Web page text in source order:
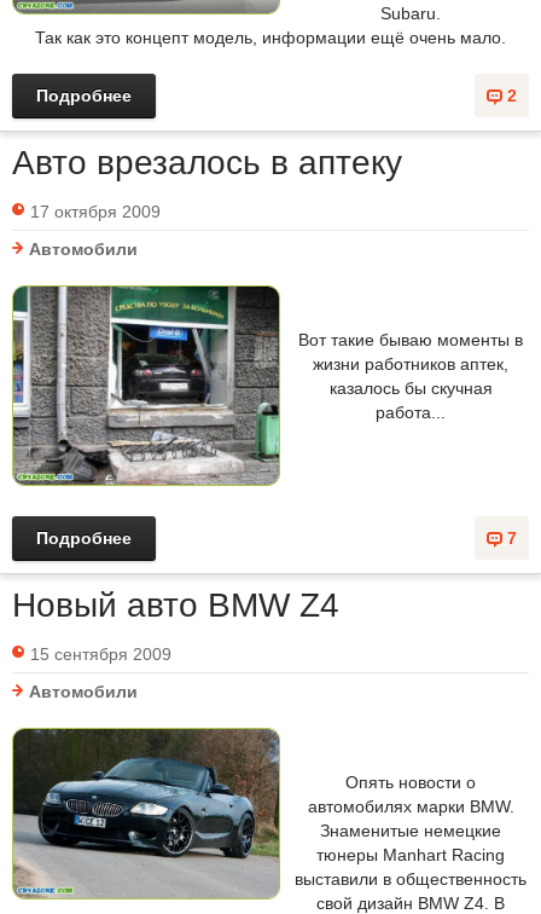
Subaru.
Так как это концепт модель, информации ещё очень мало.
2
Подробнее
Авто врезалось в аптеку
17 октября 2009
Автомобили
Вот такие бываю моменты в
жизни работников аптек,
казалось бы скучная
работа...
7
Подробнее
Новый авто BMW Z4
15 сентября 2009
Автомобили
Опять новости о
автомобилях марки BMW.
Знаменитые немецкие
тюнеры Manhart Racing
выставили в общественность
свой дизайн BMW Z4. В